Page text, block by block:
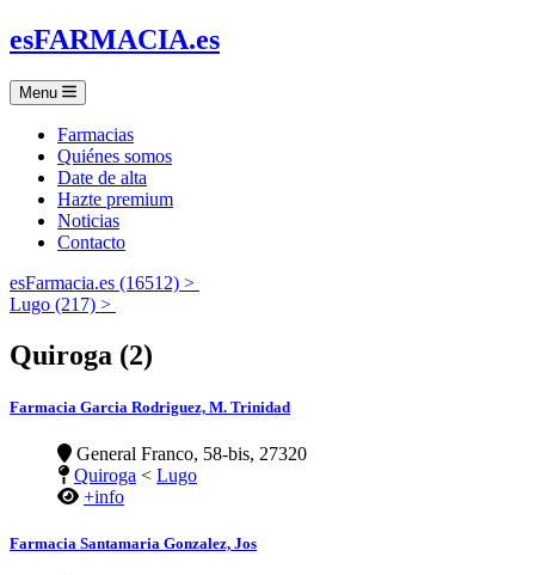
esFARMACIA.es
Menu
Farmacias
Quiénes somos
Date de alta
Hazte premium
Noticias
Contacto
esFarmacia.es (16512) >
Lugo (217) >
Quiroga (2)
Farmacia Garcia Rodriguez, M. Trinidad
General Franco, 58-bis, 27320
Quiroga < Lugo
+info
Farmacia Santamaria Gonzalez, Jos